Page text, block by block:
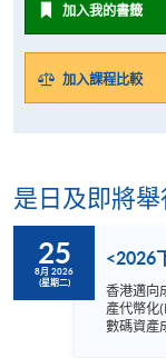
加入我的書籤
加入課程比較
是日及即將舉
25
8月 2026
(星期二)
<2026
香港邁向
產代幣化
數碼資產